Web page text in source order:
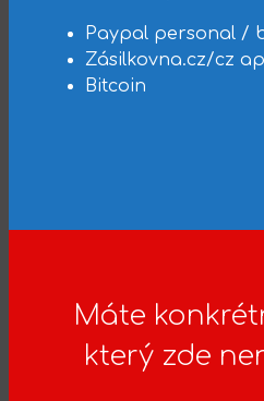
Paypal personal /
Zásilkovna.cz/cz
Bitcoin
Máte
který zde